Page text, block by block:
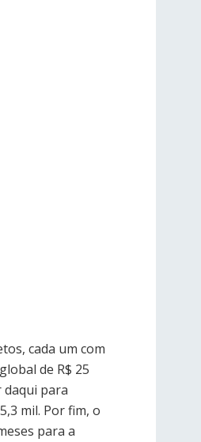
cada um com
de R$ 25
daqui para
mil. Por fim, o
para a